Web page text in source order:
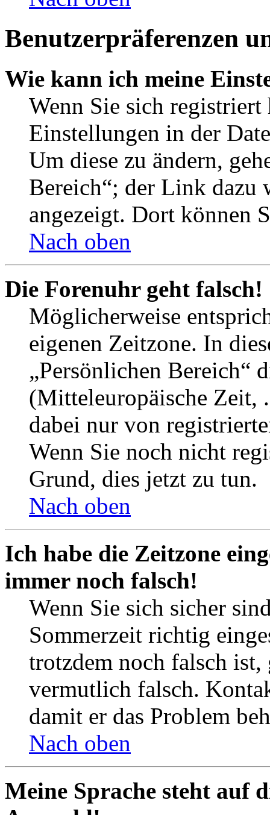
Benutzerpräferenzen
Wie kann ich meine
Wenn Sie sich
Einstellungen in der
Um diese zu ändern,
Bereich“; der Link dazu
angezeigt. Dort können
Nach oben
Die Forenuhr geht falsch!
Möglicherweise
eigenen Zeitzone. In
„Persönlichen Bereich“
(Mitteleuropäische Zeit,
dabei nur von
Wenn Sie noch nicht
Grund, dies jetzt zu tun.
Nach oben
Ich habe die Zeitzone
immer noch falsch!
Wenn Sie sich sicher
Sommerzeit richtig
trotzdem noch falsch ist,
vermutlich falsch.
damit er das Problem
Nach oben
Meine Sprache steht auf